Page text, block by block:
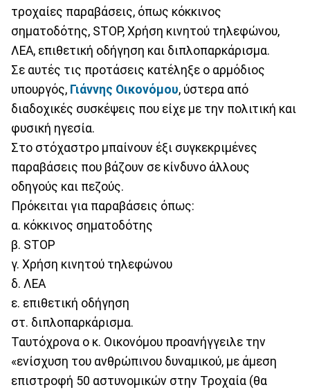
τροχαίες παραβάσεις, όπως κόκκινος
σηματοδότης, STOP, Χρήση κινητού τηλεφώνου,
ΛΕΑ, επιθετική οδήγηση και διπλοπαρκάρισμα.
Σε αυτές τις προτάσεις κατέληξε ο αρμόδιος
υπουργός, Γιάννης Οικονόμου, ύστερα από
διαδοχικές συσκέψεις που είχε με την πολιτική και
φυσική ηγεσία.
Στο στόχαστρο μπαίνουν έξι συγκεκριμένες
παραβάσεις που βάζουν σε κίνδυνο άλλους
οδηγούς και πεζούς.
Πρόκειται για παραβάσεις όπως:
α. κόκκινος σηματοδότης
β. STOP
γ. Χρήση κινητού τηλεφώνου
δ. ΛΕΑ
ε. επιθετική οδήγηση
στ. διπλοπαρκάρισμα.
Ταυτόχρονα ο κ. Οικονόμου προανήγγειλε την
«ενίσχυση του ανθρώπινου δυναμικού, με άμεση
επιστροφή 50 αστυνομικών στην Τροχαία (θα